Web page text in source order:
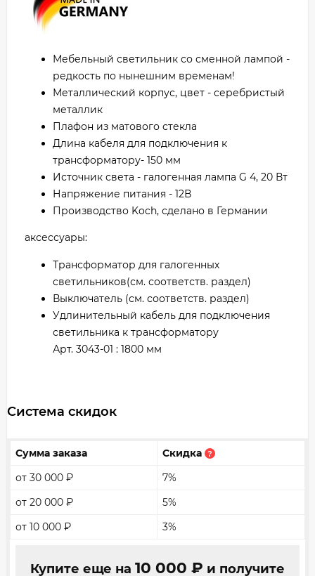
Мебельный светильник со сменной лампой -
редкость по нынешним временам!
Металлический корпус, цвет - серебристый
металлик
Плафон из матового стекла
Длина кабеля для подключения к
трансформатору- 150 мм
Источник света - галогенная лампа G 4, 20 Вт
Напряжение питания - 12В
Производство Koch, сделано в Германии
аксессуары:
Трансформатор для галогенных
светильников(см. соответств. раздел)
Выключатель (см. соответств. раздел)
Удлинительный кабель для подключения
светильника к трансформатору
Арт. 3043-01 : 1800 мм
Система скидок
Сумма заказа Скидка ?
от 30 000 ₽
7%
от 20 000 ₽
5%
от 10 000 ₽ 3%
Купите еще на 10 000 ₽ и получите